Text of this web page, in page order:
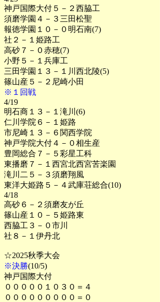
神戸国際大付５－２西脇工
須磨学園４－３三田松聖
報徳学園１０－０明石南(7)
社２－１姫路工
高砂７－０赤穂(7)
小野５－１兵庫工
三田学園１３－１川西北陵(5)
篠山産５－２尼崎小田
※１回戦
4/19
明石商１３－１滝川(6)
仁川学院６－１姫路
市尼崎１３－６関西学院
神戸学院大付４－０相生産
豊岡総合７－５彩星工科
東播磨７－１西宮北西宮苦楽園
滝川二５－３須磨翔風
東洋大姫路５－４武庫荘総合(10)
4/18
高砂６－２須磨友が丘
篠山産１０－５姫路東
西脇工３－０市川
社８－１伊丹北
☆2025秋季大会
※決勝(10/5)
神戸国際大付
０００００１０３０＝４
０００００００００＝０